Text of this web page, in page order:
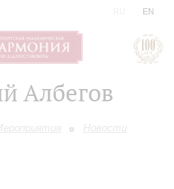
EN
Албегов
Новости